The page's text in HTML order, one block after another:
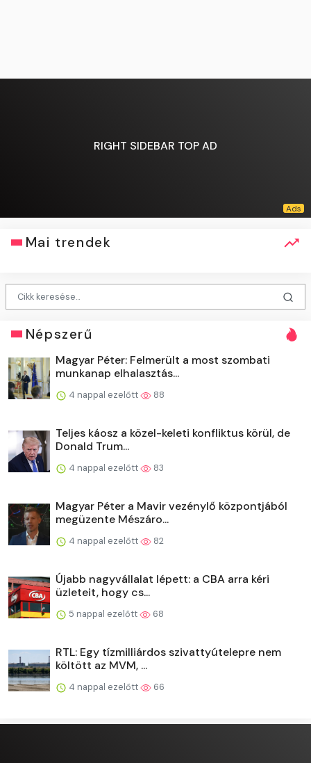
RIGHT SIDEBAR TOP AD
Mai trendek
Népszerű
Magyar Péter: Felmerült a most szombati
munkanap elhalasztás...
4 nappal ezelőtt 88
Teljes káosz a közel-keleti konfliktus körül, de
Donald Trum...
4 nappal ezelőtt 83
Magyar Péter a Mavir vezénylő központjából
megüzente Mészáro...
4 nappal ezelőtt 82
Újabb nagyvállalat lépett: a CBA arra kéri
üzleteit, hogy cs...
5 nappal ezelőtt 68
RTL: Egy tízmilliárdos szivattyútelepre nem
költött az MVM, ...
4 nappal ezelőtt 66